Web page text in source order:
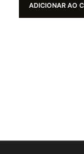
ADICIONAR AO